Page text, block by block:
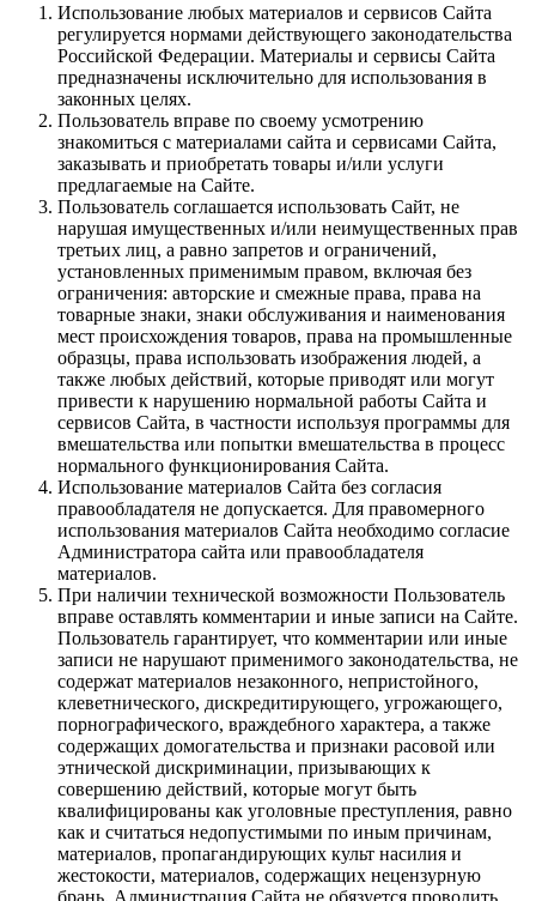
Использование любых материалов и сервисов Сайта
регулируется нормами действующего законодательства
Российской Федерации. Материалы и сервисы Сайта
предназначены исключительно для использования в
законных целях.
Пользователь вправе по своему усмотрению
знакомиться с материалами сайта и сервисами Сайта,
заказывать и приобретать товары и/или услуги
предлагаемые на Сайте.
Пользователь соглашается использовать Сайт, не
нарушая имущественных и/или неимущественных прав
третьих лиц, а равно запретов и ограничений,
установленных применимым правом, включая без
ограничения: авторские и смежные права, права на
товарные знаки, знаки обслуживания и наименования
мест происхождения товаров, права на промышленные
образцы, права использовать изображения людей, а
также любых действий, которые приводят или могут
привести к нарушению нормальной работы Сайта и
сервисов Сайта, в частности используя программы для
вмешательства или попытки вмешательства в процесс
нормального функционирования Сайта.
Использование материалов Сайта без согласия
правообладателя не допускается. Для правомерного
использования материалов Сайта необходимо согласие
Администратора сайта или правообладателя
материалов.
При наличии технической возможности Пользователь
вправе оставлять комментарии и иные записи на Сайте.
Пользователь гарантирует, что комментарии или иные
записи не нарушают применимого законодательства, не
содержат материалов незаконного, непристойного,
клеветнического, дискредитирующего, угрожающего,
порнографического, враждебного характера, а также
содержащих домогательства и признаки расовой или
этнической дискриминации, призывающих к
совершению действий, которые могут быть
квалифицированы как уголовные преступления, равно
как и считаться недопустимыми по иным причинам,
материалов, пропагандирующих культ насилия и
жестокости, материалов, содержащих нецензурную
брань. Администрация Сайта не обязуется проводить